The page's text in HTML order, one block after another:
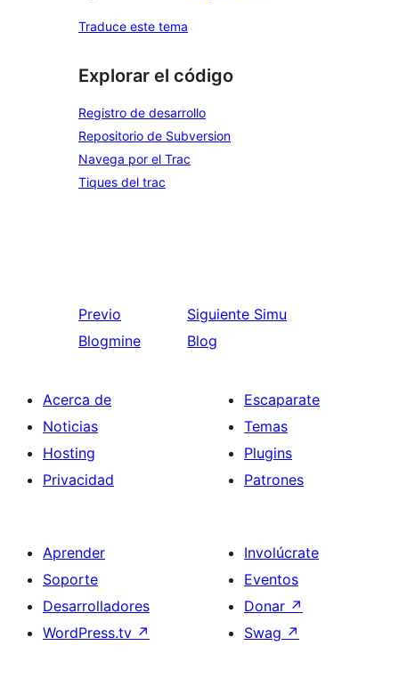
Traduce este tema
Explorar el código
Registro de desarrollo
Repositorio de Subversion
Navega por el Trac
Tiques del trac
Previo
Blogmine
Siguiente Simu
Blog
Acerca de
Noticias
Hosting
Privacidad
Escaparate
Temas
Plugins
Patrones
Aprender
Soporte
Desarrolladores
WordPress.tv ↗
Involúcrate
Eventos
Donar ↗
Swag ↗